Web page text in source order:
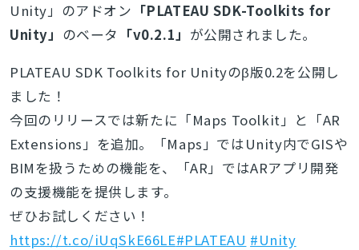
Unity」のアドオン 「PLATEAU SDK-Toolkits for
Unity」 のベータ 「v0.2.1」 が公開されました。
PLATEAU SDK Toolkits for Unityのβ版0.2を公開し
ました！
今回のリリースでは新たに「Maps Toolkit」と「AR
Extensions」を追加。「Maps」ではUnity内でGISや
BIMを扱うための機能を、「AR」ではARアプリ開発
の支援機能を提供します。
ぜひお試しください！
https://t.co/iUqSkE66LE#PLATEAU #Unity